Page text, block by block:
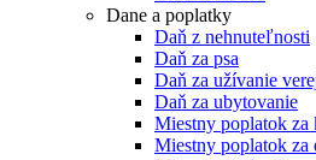
Dane a poplatky
Daň z nehnuteľnosti
Daň za psa
Daň za užívanie
Daň za ubytovanie
Miestny poplatok za
Miestny poplatok za